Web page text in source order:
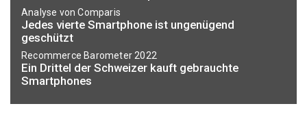
Analyse von Comparis
Jedes vierte Smartphone ist ungenügend
geschützt
Recommerce Barometer 2022
Ein Drittel der Schweizer kauft gebrauchte
Smartphones